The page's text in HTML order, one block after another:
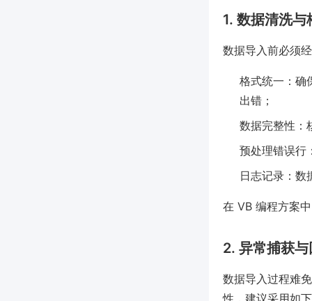
1. 数据清洗与
数据导入前必须
格式统一：确
出错；
数据完整性：
预处理错误行
日志记录：数
在 VB 编程方案
2. 异常捕获
数据导入过程难